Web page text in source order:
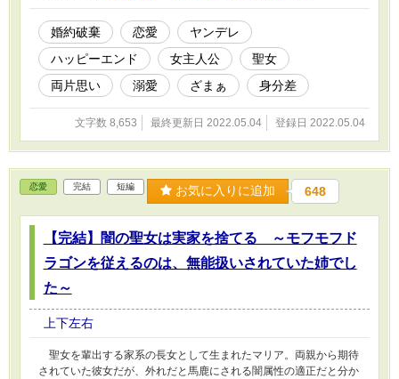
婚約破棄 恋愛
ヤンデレ
ハッピーエンド
女主人公
聖女
両片思い
溺愛 ざまぁ 身分差
文字数 8,653 最終更新日 2022.05.04 登録日 2022.05.04
恋愛 完結 短編 お気に入りに追加 648
【完結】闇の聖女は実家を捨てる ～モフモフド
ラゴンを従えるのは、無能扱いされていた姉でし
た～
上下左右
聖女を輩出する家系の長女として生まれたマリア。両親から期待
されていた彼女だが、外れだと馬鹿にされる闇属性の適正だと分か